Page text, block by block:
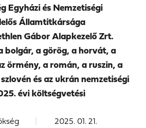
Egyházi és Nemzetiségi
Államtitkársága
Gábor Alapkezelő Zrt.
a görög, a horvát, a
örmény, a román, a ruszin, a
és az ukrán nemzetiségi
évi költségvetési
2025. 01. 21.